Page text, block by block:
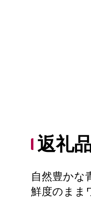
返礼
自然豊かな
鮮度のまま